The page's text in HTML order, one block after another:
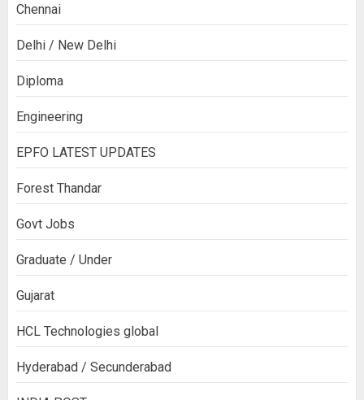
Chennai
Delhi / New Delhi
Diploma
Engineering
EPFO LATEST UPDATES
Forest Thandar
Govt Jobs
Graduate / Under
Gujarat
HCL Technologies global
Hyderabad / Secunderabad